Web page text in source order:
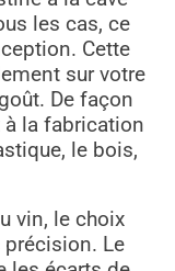
les cas, ce
Cette
sur votre
De façon
à la fabrication
le bois,
vin, le choix
Le